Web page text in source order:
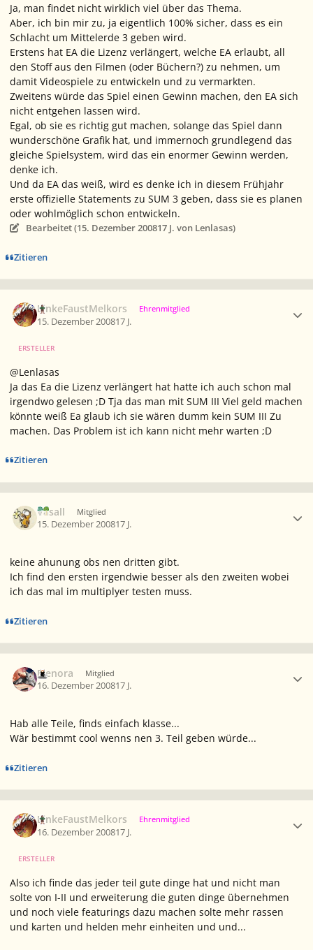
Ja, man findet nicht wirklich viel über das Thema.
Aber, ich bin mir zu, ja eigentlich 100% sicher, dass es ein
Schlacht um Mittelerde 3 geben wird.
Erstens hat EA die Lizenz verlängert, welche EA erlaubt, all
den Stoff aus den Filmen (oder Büchern?) zu nehmen, um
damit Videospiele zu entwickeln und zu vermarkten.
Zweitens würde das Spiel einen Gewinn machen, den EA sich
nicht entgehen lassen wird.
Egal, ob sie es richtig gut machen, solange das Spiel dann
wunderschöne Grafik hat, und immernoch grundlegend das
gleiche Spielsystem, wird das ein enormer Gewinn werden,
denke ich.
Und da EA das weiß, wird es denke ich in diesem Frühjahr
erste offizielle Statements zu SUM 3 geben, dass sie es planen
oder wohlmöglich schon entwickeln.
Bearbeitet (15. Dezember 200817 J. von Lenlasas)
Zitieren
LinkeFaustMelkors Ehrenmitglied
15. Dezember 200817 J.
ERSTELLER
@Lenlasas
Ja das Ea die Lizenz verlängert hat hatte ich auch schon mal
irgendwo gelesen ;D Tja das man mit SUM III Viel geld machen
könnte weiß Ea glaub ich sie wären dumm kein SUM III Zu
machen. Das Problem ist ich kann nicht mehr warten ;D
Zitieren
Vasall Mitglied
15. Dezember 200817 J.
keine ahunung obs nen dritten gibt.
Ich find den ersten irgendwie besser als den zweiten wobei
ich das mal im multiplyer testen muss.
Zitieren
Elenora Mitglied
16. Dezember 200817 J.
Hab alle Teile, finds einfach klasse...
Wär bestimmt cool wenns nen 3. Teil geben würde...
Zitieren
LinkeFaustMelkors Ehrenmitglied
16. Dezember 200817 J.
ERSTELLER
Also ich finde das jeder teil gute dinge hat und nicht man
solte von I-II und erweiterung die guten dinge übernehmen
und noch viele featurings dazu machen solte mehr rassen
und karten und helden mehr einheiten und und...